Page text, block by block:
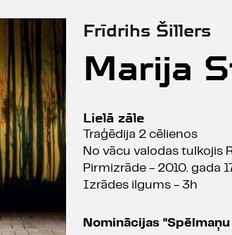
Frīdrihs Šillers
Marija
Lielā zāle
Traģēdija 2 cēlienos
No vācu valodas tulkojis
Pirmizrāde - 2010. gada
Izrādes ilgums - 3h
Nominācijas